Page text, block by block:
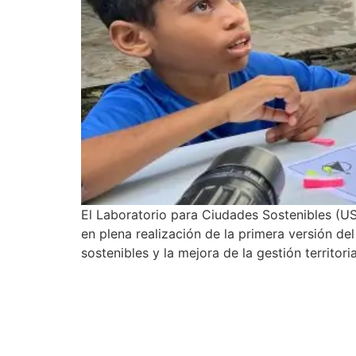
El Laboratorio para Ciudades Sostenibles
en plena realización de la primera versión
sostenibles y la mejora de la gestión